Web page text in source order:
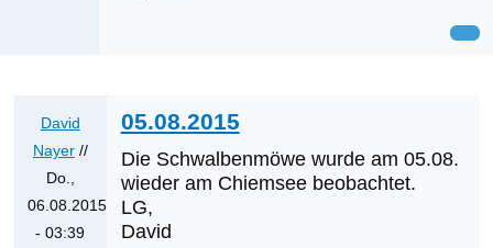
David
Nayer//
Do.,
06.08.2015
- 03:39
05.08.2015
Die Schwalbenmöwe wurde am 05.08.
wieder am Chiemsee beobachtet.
LG,
David